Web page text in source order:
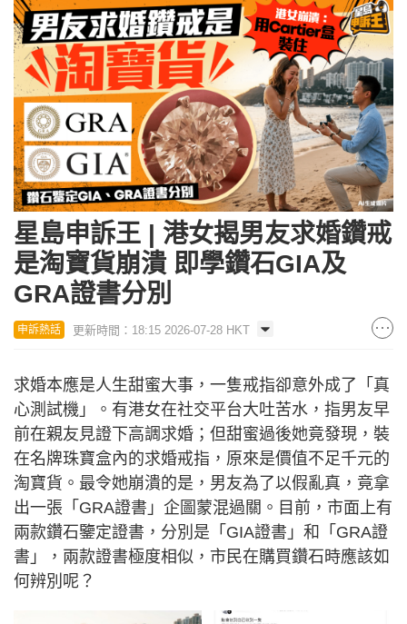
星島申訴王 | 港女揭男友求婚鑽戒
是淘寶貨崩潰 即學鑽石GIA及
GRA證書分別
申訴熱話 更新時間：18:15 2026-07-28 HKT
求婚本應是人生甜蜜大事，一隻戒指卻意外成了「真
心測試機」。有港女在社交平台大吐苦水，指男友早
前在親友見證下高調求婚；但甜蜜過後她竟發現，裝
在名牌珠寶盒內的求婚戒指，原來是價值不足千元的
淘寶貨。最令她崩潰的是，男友為了以假亂真，竟拿
出一張「GRA證書」企圖蒙混過關。目前，市面上有
兩款鑽石鑒定證書，分別是「GIA證書」和「GRA證
書」，兩款證書極度相似，市民在購買鑽石時應該如
何辨別呢？